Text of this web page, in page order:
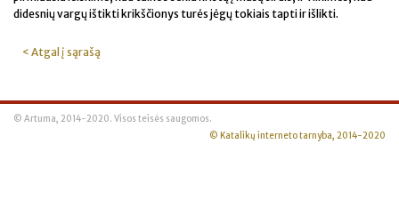
didesnių vargų ištikti krikščionys turės jėgų tokiais tapti ir išlikti.
< Atgal į sąrašą
© Artuma, 2014-2020. Visos teisės saugomos.
© Katalikų interneto tarnyba, 2014-2020